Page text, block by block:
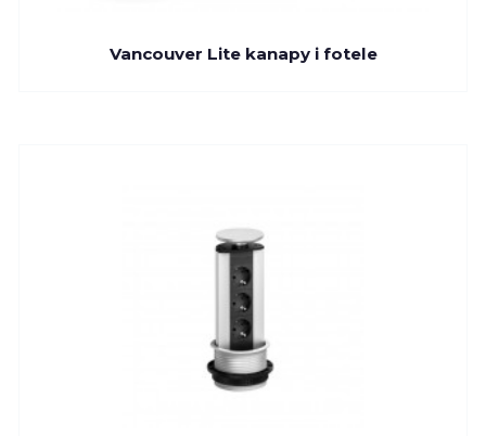
Vancouver Lite kanapy i fotele